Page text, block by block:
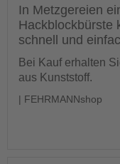
In Metzgereien
Hackblockbürste
schnell und
Bei Kauf erhalten
aus Kunststoff.
| FEHRMANNshop